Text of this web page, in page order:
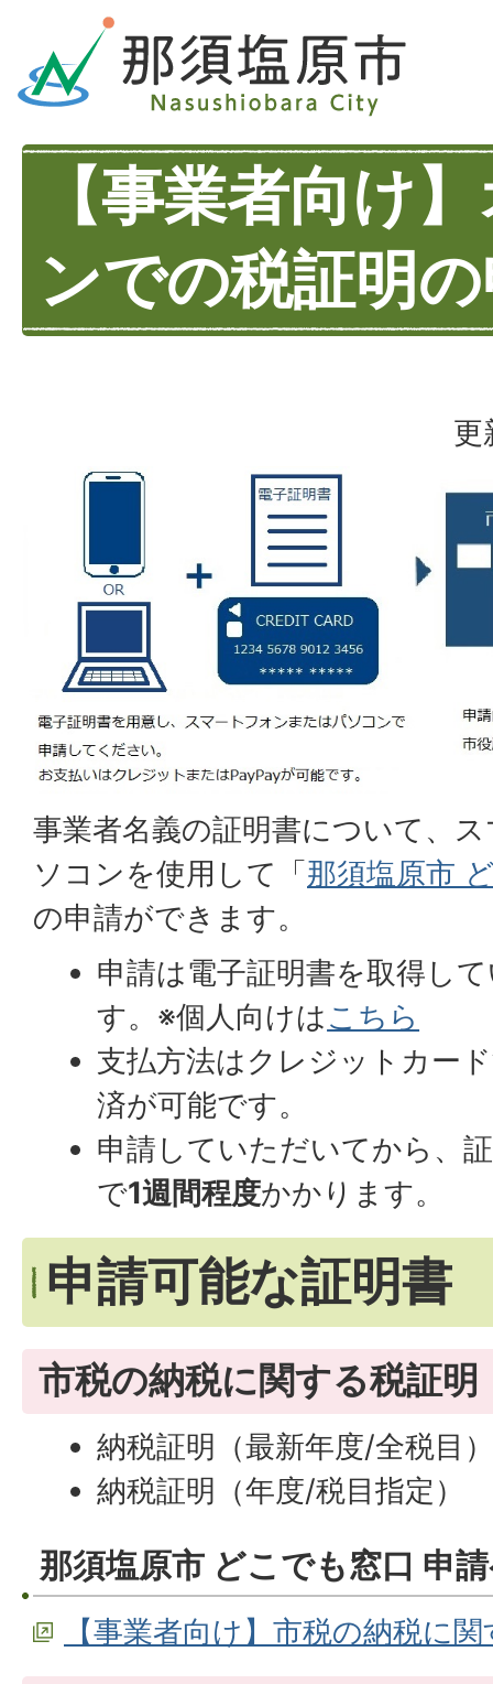
【事業者向け
ンでの税証明
更
事業者名義の証明書について、
ソコンを使用して「 那須塩原市
の申請ができます。
申請は電子証明書を取得し
す。※個人向けはこちら
支払方法はクレジットカー
済が可能です。
申請していただいてから、
で1週間程度かかります。
申請可能な証明書
市税の納税に関する税証明
納税証明（最新年度/全税目
納税証明（年度/税目指定）
那須塩原市 どこでも窓口 申
【事業者向け】市税の納税に